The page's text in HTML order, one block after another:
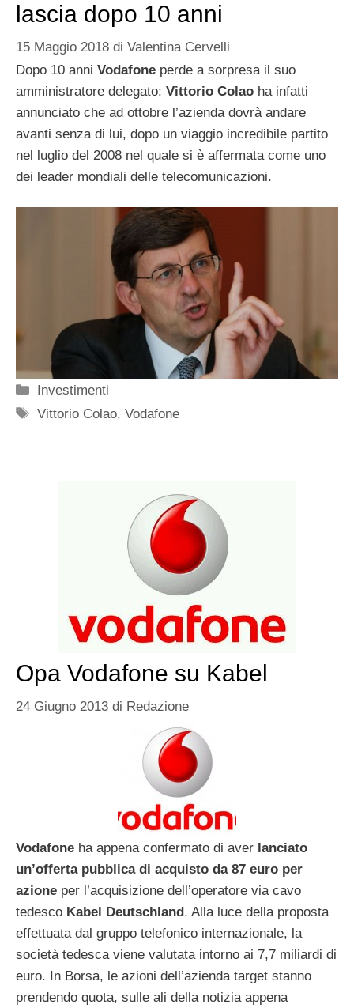
lascia dopo 10 anni
15 Maggio 2018 di Valentina Cervelli
Dopo 10 anni Vodafone perde a sorpresa il suo
amministratore delegato: Vittorio Colao ha infatti
annunciato che ad ottobre l’azienda dovrà andare
avanti senza di lui, dopo un viaggio incredibile partito
nel luglio del 2008 nel quale si è affermata come uno
dei leader mondiali delle telecomunicazioni.
Categorie
Investimenti
Tag
Vittorio Colao,Vodafone
Opa Vodafone su Kabel
24 Giugno 2013 di Redazione
Vodafone ha appena confermato di aver lanciato
un’offerta pubblica di acquisto da 87 euro per
azione per l’acquisizione dell’operatore via cavo
tedesco Kabel Deutschland. Alla luce della proposta
effettuata dal gruppo telefonico internazionale, la
società tedesca viene valutata intorno ai 7,7 miliardi di
euro. In Borsa, le azioni dell’azienda target stanno
prendendo quota, sulle ali della notizia appena